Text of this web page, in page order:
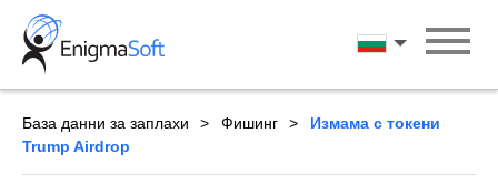
Skip
content
български
База данни за заплахи Фишинг
Измама с токени
Trump Airdrop